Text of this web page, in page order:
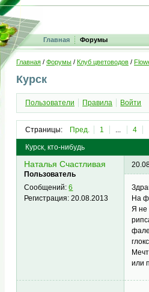
Главная Форумы
Главная / Форумы / Клуб цветоводов /
Курск
Пользователи Правила Войти
Страницы: Пред. 1 ... 4
Курск, кто-нибудь
Наталья Счастливая
Пользователь
Сообщений:6
Регистрация:20.08.2013
На
Я не
или